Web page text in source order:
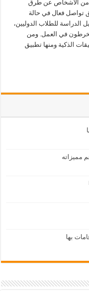
من الأشخاص عن طرق
تواصل فعال في حالة
الدراسة للطلاب الدوليين،
في العمل. ومن
الذكية ومنها تطبيق
مميزاته
بها